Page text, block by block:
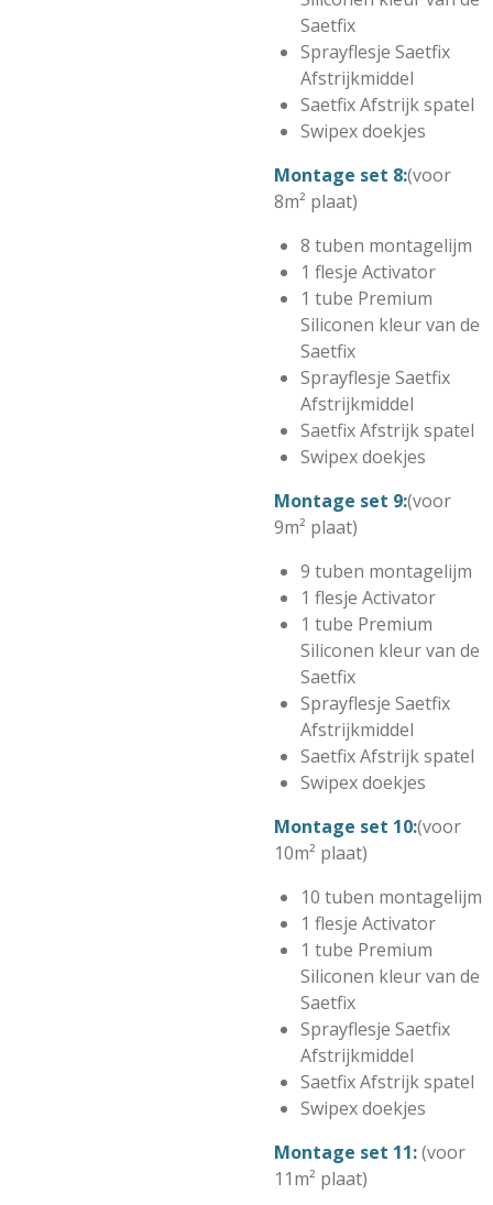
Saetfix
Sprayflesje Saetfix
Afstrijkmiddel
Saetfix Afstrijk spatel
Swipex doekjes
Montage set 8:(voor
8m² plaat)
8 tuben montagelijm
1 flesje Activator
1 tube Premium
Siliconen kleur van de
Saetfix
Sprayflesje Saetfix
Afstrijkmiddel
Saetfix Afstrijk spatel
Swipex doekjes
Montage set 9:(voor
9m² plaat)
9 tuben montagelijm
1 flesje Activator
1 tube Premium
Siliconen kleur van de
Saetfix
Sprayflesje Saetfix
Afstrijkmiddel
Saetfix Afstrijk spatel
Swipex doekjes
Montage set 10:(voor
10m² plaat)
10 tuben montagelijm
1 flesje Activator
1 tube Premium
Siliconen kleur van de
Saetfix
Sprayflesje Saetfix
Afstrijkmiddel
Saetfix Afstrijk spatel
Swipex doekjes
Montage set 11:(voor
11m² plaat)